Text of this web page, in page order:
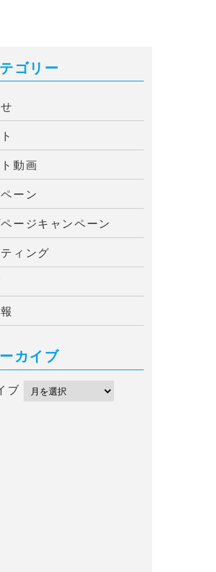
ゴリー
動画
ーン
ページキャンペーン
ィング
カイブ
ブ